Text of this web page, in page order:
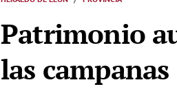
Patrimonio
las